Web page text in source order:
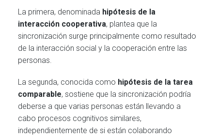
La primera, denominada hipótesis de la
interacción cooperativa, plantea que la
sincronización surge principalmente como resultado
de la interacción social y la cooperación entre las
personas.
La segunda, conocida como hipótesis de la tarea
comparable, sostiene que la sincronización podría
deberse a que varias personas están llevando a
cabo procesos cognitivos similares,
independientemente de si están colaborando